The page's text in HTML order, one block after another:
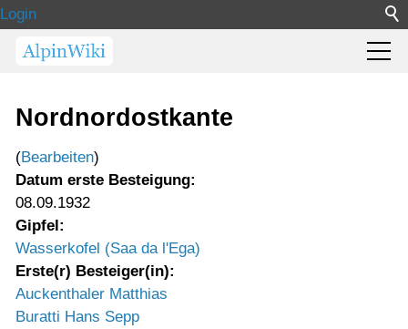
Login
Nordnordostkante
(Bearbeiten)
Datum erste Besteigung:
08.09.1932
Gipfel:
Wasserkofel (Saa da l'Ega)
Erste(r) Besteiger(in):
Auckenthaler Matthias
Buratti Hans Sepp